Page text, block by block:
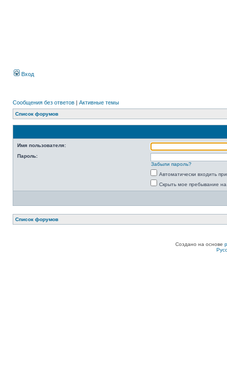
Вход
Сообщения без ответов | Активные темы
Список форумов
Имя пользователя:
Пароль:
Забыли пароль?
Автоматически входить
Скрыть мое пребывание
Список форумов
Создано на основе